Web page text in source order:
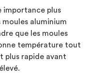
importance plus
aluminium
que les moules
température tout
plus rapide avant